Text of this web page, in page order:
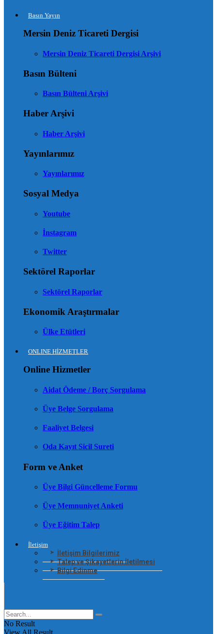
Basın Yayın
Mersin Deniz Ticareti Dergisi
Mersin Deniz Ticareti Dergisi Arşivi
Basın Bülteni
Basın Bülteni Arşivi
Haber Arşivi
Haber Arşivi
Yayınlarımız
Yayınlarımız
Sosyal Medya
Youtube
İnstagram
Twitter
Sektörel Raporlar
Sektörel Raporlar
Ekonomik Araştırmalar
Ülke Etütleri
ONLINE HİZMETLER
Online Hizmetler
Aidat Ödeme / Borç Sorgulama
Üye Belge Sorgulama
Faaliyet Belgesi
Oda Kayıt Sicil Sureti
Form ve Anket
Üye Bilgi Güncelleme Formu
Üye Memnuniyet Anketi
Üye Eğitim Talep
İletişim
İletişim Bilgilerimiz
Talep ve Şikayetlerin İletilmesi
Bilgi Edinme
No Result
View All Result